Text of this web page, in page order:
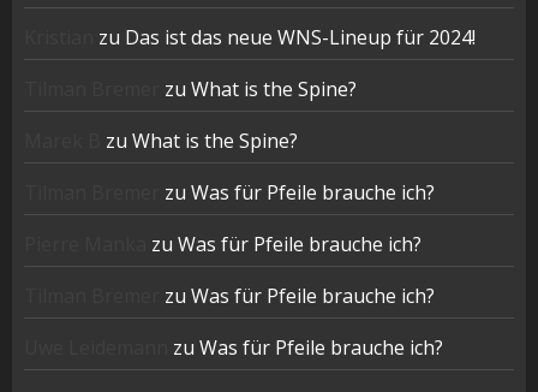
zu Das ist das neue WNS-Lineup für 2024!
zu What is the Spine?
zu What is the Spine?
zu Was für Pfeile brauche ich?
zu Was für Pfeile brauche ich?
zu Was für Pfeile brauche ich?
zu Was für Pfeile brauche ich?